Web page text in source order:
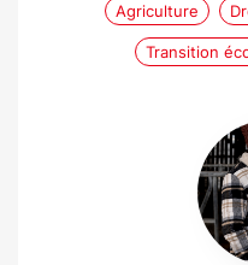
Agriculture
Transition